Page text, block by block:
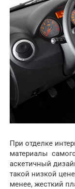
При отделке
материалы
аскетичный
такой низкой
менее, жесткий